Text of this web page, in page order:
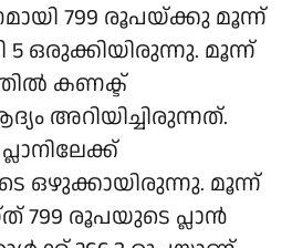
799 രൂപയ്ക്കു മൂന്ന്
5 ഒരുക്കിയിരുന്നു. മൂന്ന്
കണക്ട്
അറിയിച്ചിരുന്നത്.
ഒഴുക്കായിരുന്നു. മൂന്ന്
799 രൂപയുടെ പ്ലാൻ